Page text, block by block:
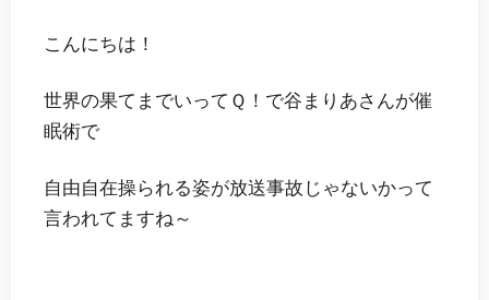
こんにちは！
世界の果てまでいってＱ！で谷まりあさんが催
眠術で
自由自在操られる姿が放送事故じゃないかって
言われてますね～